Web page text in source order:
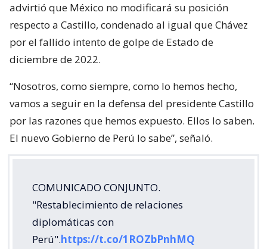
advirtió que México no modificará su posición
respecto a Castillo, condenado al igual que Chávez
por el fallido intento de golpe de Estado de
diciembre de 2022.
“Nosotros, como siempre, como lo hemos hecho,
vamos a seguir en la defensa del presidente Castillo
por las razones que hemos expuesto. Ellos lo saben.
El nuevo Gobierno de Perú lo sabe”, señaló.
COMUNICADO CONJUNTO.
"Restablecimiento de relaciones
diplomáticas con
Perú".https://t.co/1ROZbPnhMQ